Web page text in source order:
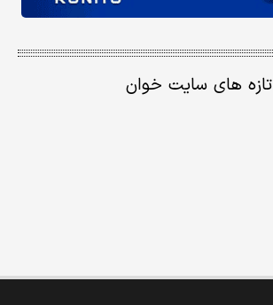
تازه های سایت خوان